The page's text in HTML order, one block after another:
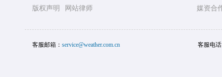
版权声明
网站律师
媒资合
客服邮箱： service@weather.com.cn 客服电